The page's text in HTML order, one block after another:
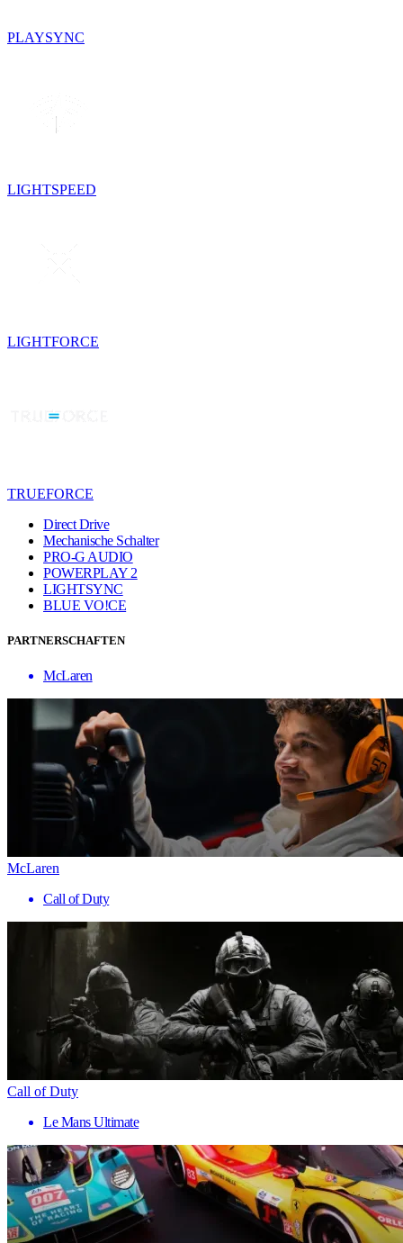
PLAYSYNC
LIGHTSPEED
LIGHTFORCE
TRUEFORCE
Direct Drive
Mechanische Schalter
PRO-G AUDIO
POWERPLAY 2
LIGHTSYNC
BLUE VO!CE
PARTNERSCHAFTEN
McLaren
McLaren
Call of Duty
Call of Duty
Le Mans Ultimate